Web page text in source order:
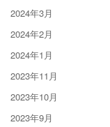
2024年3月
2024年2月
2024年1月
2023年11月
2023年10月
2023年9月